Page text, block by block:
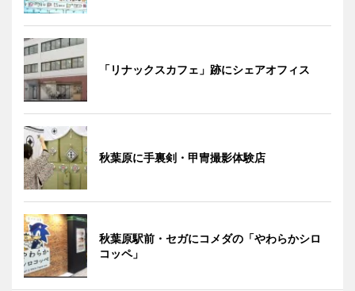
「リナックスカフェ」跡にシェアオフィス
秋葉原に手裏剣・甲冑撮影体験店
秋葉原駅前・セガにコメダの「やわらかシロ
コッペ」